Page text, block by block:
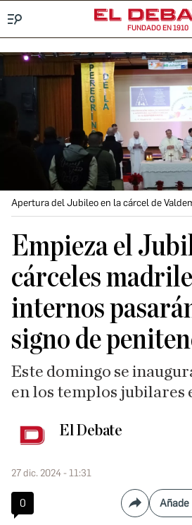
FUNDADO EN 1910
Apertura del Jubileo en la cárcel de
Empieza el
cárceles
internos
signo de
Este domingo se
en los templos jubilares
El Debate
27 dic. 2024 - 11:31
0 Compartir
Añade